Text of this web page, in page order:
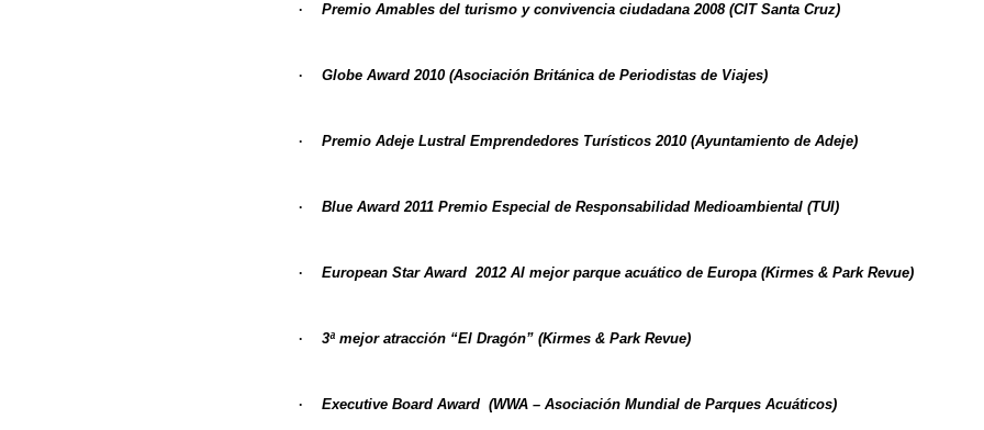
· Premio Amables del turismo y convivencia ciudadana 2008 (CIT Santa Cruz)
· Globe Award 2010 (Asociación Británica de Periodistas de Viajes)
· Premio Adeje Lustral Emprendedores Turísticos 2010 (Ayuntamiento de Adeje)
· Blue Award 2011 Premio Especial de Responsabilidad Medioambiental (TUI)
· European Star Award 2012 Al mejor parque acuático de Europa (Kirmes & Park Revue)
· 3ª mejor atracción “El Dragón” (Kirmes & Park Revue)
· Executive Board Award (WWA – Asociación Mundial de Parques Acuáticos)